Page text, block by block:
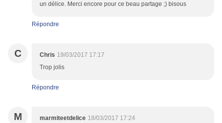
un délice. Merci encore pour ce beau partage ;) bisous
Répondre
C Chris 19/03/2017 17:17
Trop jolis
Répondre
M marmiteetdelice 18/03/2017 17:24